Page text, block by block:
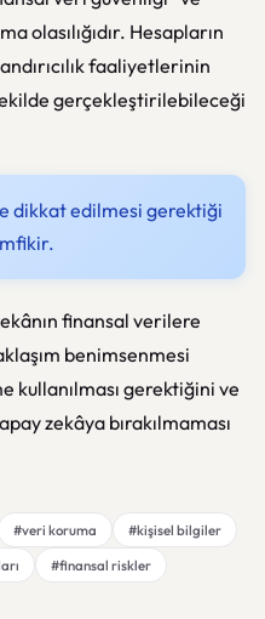
olasılığıdır. Hesapların
faaliyetlerinin
gerçekleştirilebileceği
dikkat edilmesi gerektiği
finansal verilere
benimsenmesi
kullanılması gerektiğini ve
zekâya bırakılmaması
#veri koruma
#kişisel bilgiler
#finansal riskler